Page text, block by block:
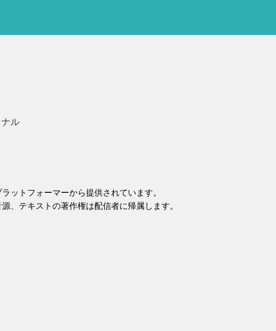
ル
ットフォーマーから提供されています。
、テキストの著作権は配信者に帰属します。